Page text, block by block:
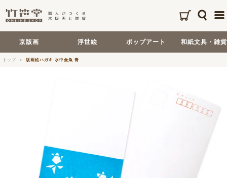
京版画 浮世絵 ポップアート 和紙文具・雑貨
トップ 版画絵ハガキ 水中金魚 青